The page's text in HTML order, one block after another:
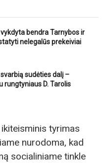
bendra Tarnybos ir
nelegalūs prekeiviai
sudėties dalį –
rungtyniaus D. Tarolis
tyrimas
nurodoma, kad
socialiniame tinkle